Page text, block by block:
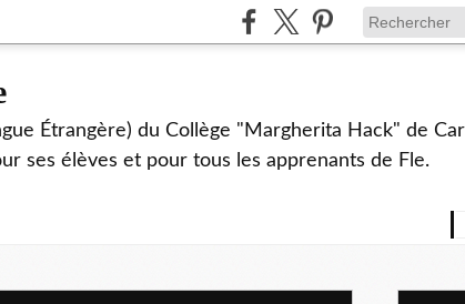
Étrangère) du Collège "Margherita Hack" de
ses élèves et pour tous les apprenants de Fle.